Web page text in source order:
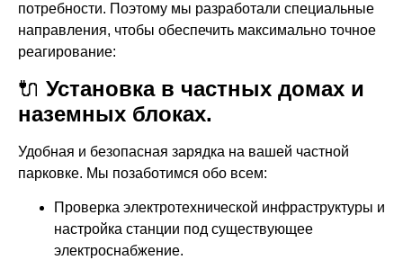
потребности. Поэтому мы разработали специальные
направления, чтобы обеспечить максимально точное
реагирование:
🔌 Установка в частных домах и
наземных блоках.
Удобная и безопасная зарядка на вашей частной
парковке. Мы позаботимся обо всем:
Проверка электротехнической инфраструктуры и
настройка станции под существующее
электроснабжение.